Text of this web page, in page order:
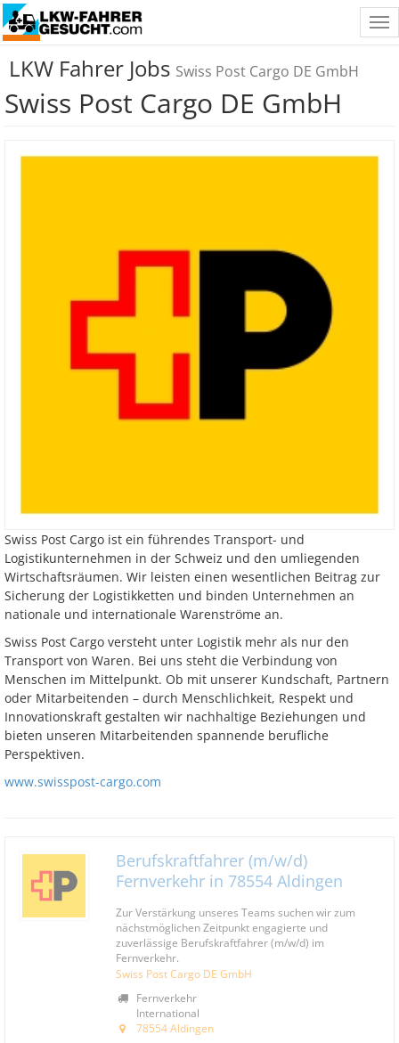
LKW Fahrer Jobs Swiss Post Cargo DE GmbH
Swiss Post Cargo DE GmbH
Swiss Post Cargo ist ein führendes Transport- und
Logistikunternehmen in der Schweiz und den umliegenden
Wirtschaftsräumen. Wir leisten einen wesentlichen Beitrag zur
Sicherung der Logistikketten und binden Unternehmen an
nationale und internationale Warenströme an.
Swiss Post Cargo versteht unter Logistik mehr als nur den
Transport von Waren. Bei uns steht die Verbindung von
Menschen im Mittelpunkt. Ob mit unserer Kundschaft, Partnern
oder Mitarbeitenden – durch Menschlichkeit, Respekt und
Innovationskraft gestalten wir nachhaltige Beziehungen und
bieten unseren Mitarbeitenden spannende berufliche
Perspektiven.
www.swisspost-cargo.com
Berufskraftfahrer (m/w/d)
Fernverkehr in 78554 Aldingen
Zur Verstärkung unseres Teams suchen wir zum
nächstmöglichen Zeitpunkt engagierte und
zuverlässige Berufskraftfahrer (m/w/d) im
Fernverkehr.
Swiss Post Cargo DE GmbH
Fernverkehr
International
78554 Aldingen